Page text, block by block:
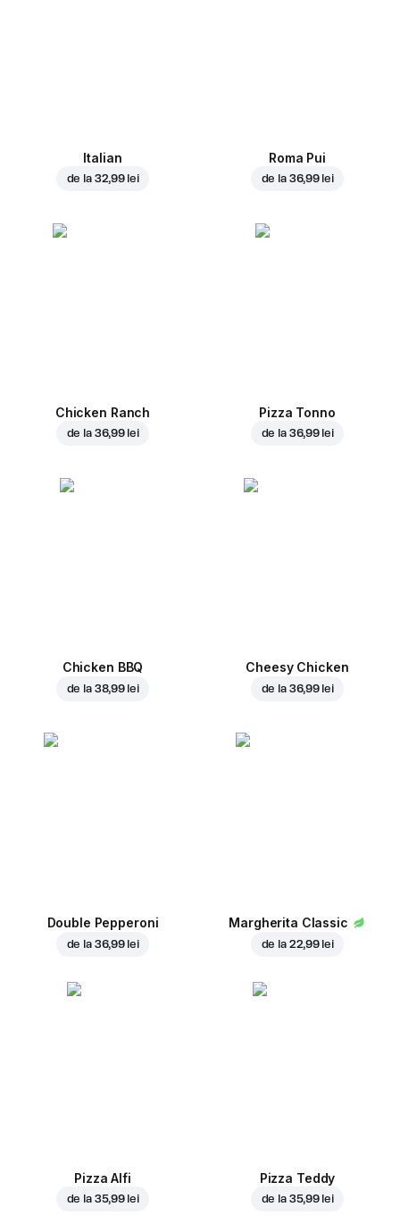
Italian
de la 32,99 lei
Roma Pui
de la 36,99 lei
Chicken Ranch
de la 36,99 lei
Pizza Tonno
de la 36,99 lei
Chicken BBQ
de la 38,99 lei
Cheesy Chicken
de la 36,99 lei
Double Pepperoni
de la 36,99 lei
Margherita Classic
de la 22,99 lei
Pizza Alfi
de la 35,99 lei
Pizza Teddy
de la 35,99 lei